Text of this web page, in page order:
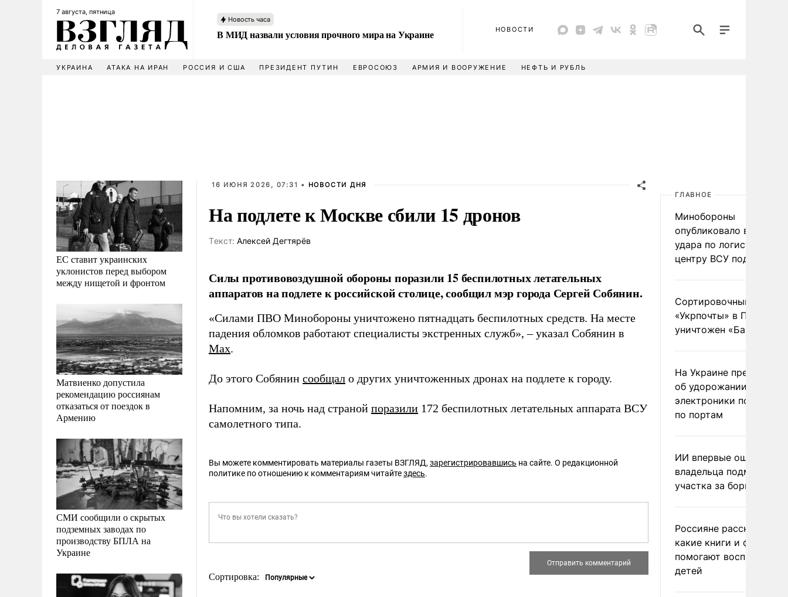
7 августа, пятница
Новость часа
В МИД назвали условия прочного мира на Украине НОВОСТИ
УКРАИНА АТАКА НА ИРАН РОССИЯ И США ПРЕЗИДЕНТ ПУТИН ЕВРОСОЮЗ АРМИЯ И ВООРУЖЕНИЕ НЕФТЬ И РУБЛЬ
ЕС ставит украинских
уклонистов перед выбором
между нищетой и фронтом
Матвиенко допустила
рекомендацию россиянам
отказаться от поездок в
Армению
СМИ сообщили о скрытых
подземных заводах по
производству БПЛА на
Украине
16 ИЮНЯ 2026, 07:31 • НОВОСТИ ДНЯ
На подлете к Москве сбили 15 дронов
Tекст: Алексей Дегтярёв
Силы противовоздушной обороны поразили 15 беспилотных летательных
аппаратов на подлете к российской столице, сообщил мэр города Сергей Собянин.
«Силами ПВО Минобороны уничтожено пятнадцать беспилотных средств. На месте
падения обломков работают специалисты экстренных служб», – указал Собянин в
Max.
До этого Собянин сообщал о других уничтоженных дронах на подлете к городу.
Напомним, за ночь над страной поразили 172 беспилотных летательных аппарата ВСУ
самолетного типа.
Вы можете комментировать материалы газеты ВЗГЛЯД, зарегистрировавшись на сайте. О редакционной
политике по отношению к комментариям читайтездесь.
Сортировка:
ГЛАВНОЕ
Минобороны
опубликовало видео
удара по
центру ВСУ под Киевом
Сортировочный пункт
«Укрпочты» в
уничтожен
На Украине
об удорожании
электроники после
по портам
ИИ впервые
владельца
участка за борщевик
Россияне рассказали,
какие книги и фильмы
помогают воспитывать
детей